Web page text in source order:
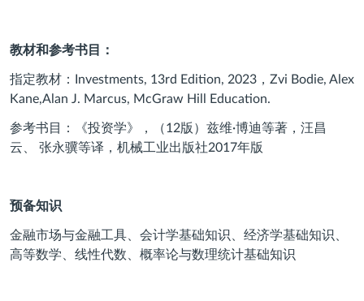
教材和参考书目：
指定教材： Investments, 13rd Edition, 2023 ， Zvi Bodie, Alex
Kane,Alan J. Marcus, McGraw Hill Education.
参考书目：《投资学》，（12版）兹维·博迪等著，汪昌
云、
张永骥等译，机械工业出版社2017年版
预备知识
金融市场与金融工具、会计学基础知识、经济学基础知识、
高等数学、线性代数、概率论与数理统计基础知识